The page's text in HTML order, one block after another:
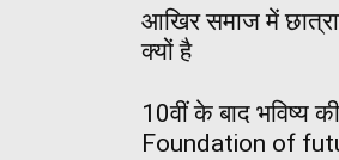
आखिर समाज में
क्यों है
10वीं के बाद भविष्य की
Foundation of